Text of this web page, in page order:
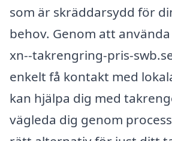
som är skräddarsydd för
behov. Genom att
xn--takrengring-pris-
enkelt få kontakt med
kan hjälpa dig med
vägleda dig genom